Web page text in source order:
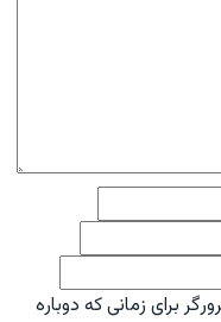
برای زمانی که دوباره